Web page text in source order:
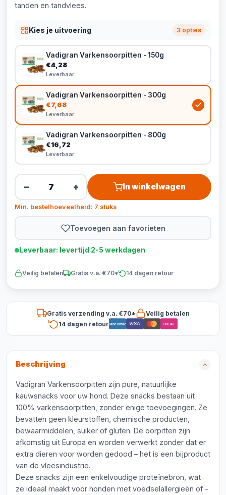
tanden en tandvlees.
Kies je uitvoering 3 opties
Vadigran Varkensoorpitten - 150g
€4,28
Leverbaar
Vadigran Varkensoorpitten - 300g
€7,68
Leverbaar
Vadigran Varkensoorpitten - 800g
€16,72
Leverbaar
− + In winkelwagen
Min. bestelhoeveelheid: 7 stuks
Toevoegen aan favorieten
Leverbaar: levertijd 2-5 werkdagen
Veilig betalen Gratis v.a. €70* 14 dagen retour
Gratis verzending v.a. €70*
Veilig betalen
14 dagen retourBancontact VISA iDEAL
Beschrijving
Vadigran Varkensoorpitten zijn pure, natuurlijke
kauwsnacks voor uw hond. Deze snacks bestaan uit
100% varkensoorpitten, zonder enige toevoegingen. Ze
bevatten geen kleurstoffen, chemische producten,
bewaarmiddelen, suiker of gluten. De oorpitten zijn
afkomstig uit Europa en worden verwerkt zonder dat er
extra dieren voor worden gedood – het is een bijproduct
van de vleesindustrie.
Deze snacks zijn een enkelvoudige proteïnebron, wat
ze ideaal maakt voor honden met voedselallergieën of -